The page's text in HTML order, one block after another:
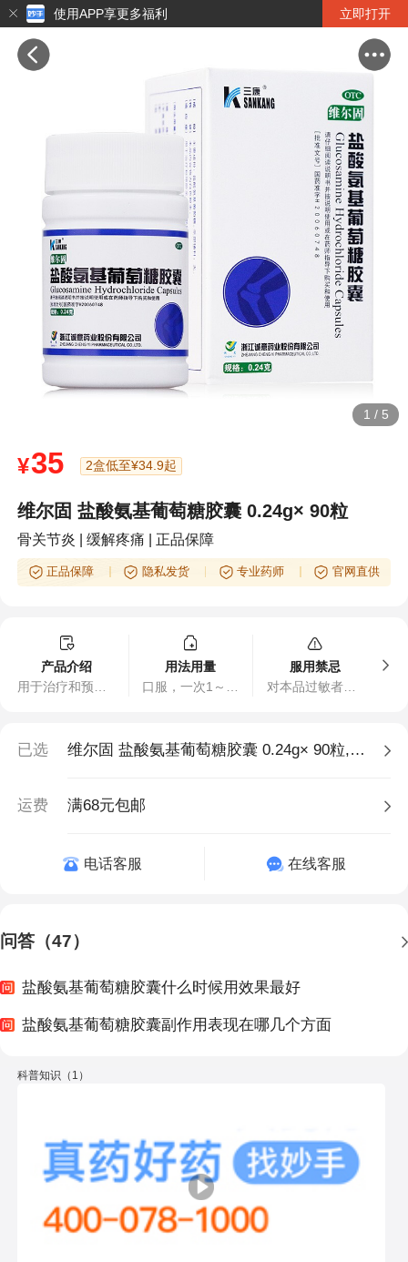
使用APP享更多福利 立即打开
1 / 5
¥35 2盒低至¥34.9起
维尔固 盐酸氨基葡萄糖胶囊 0.24g× 90粒
骨关节炎 | 缓解疼痛 | 正品保障
正品保障 隐私发货 专业药师 官网直供
产品介绍
用于治疗和预防全身所有部位的骨关节炎，包括膝关节、肩关节、髋关节、手腕关节、颈及脊椎关节和踝关节等。可缓解和消除骨关节炎的疼痛、肿胀等症状，改善关节活动功能。
用法用量
口服，一次1～2粒，一日3次，一般疗程4~12周。如有必要在医师指导下可延长服药时间。每年重复治疗2~3次。
服用禁忌
对本品过敏者禁用。
已选 维尔固 盐酸氨基葡萄糖胶囊 0.24g× 90粒,1盒
运费 满68元包邮
电话客服 在线客服
问答（47）
盐酸氨基葡萄糖胶囊什么时候用效果最好
盐酸氨基葡萄糖胶囊副作用表现在哪几个方面
科普知识（1）